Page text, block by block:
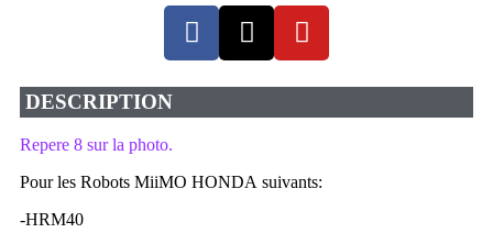
DESCRIPTION
Repere 8 sur la photo.
Pour les Robots MiiMO HONDA suivants:
-HRM40